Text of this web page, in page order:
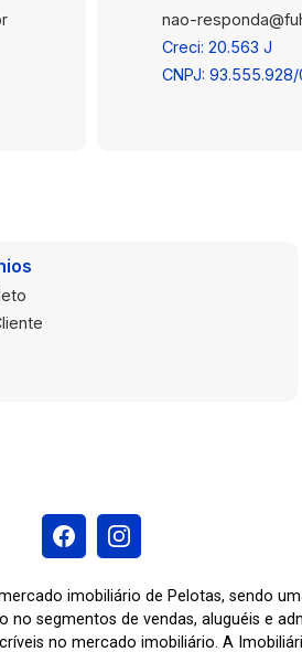
nao-
Creci: 20.563 J
CNPJ: 93.555.928/
imobiliário de Pelotas, sendo
segmentos de vendas, aluguéis e
no mercado imobiliário. A